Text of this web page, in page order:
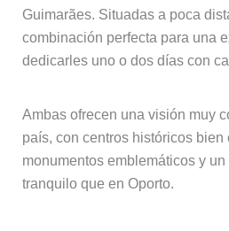
Guimarães. Situadas a poca
combinación perfecta para una
dedicarles uno o dos días con
Ambas ofrecen una visión muy
país, con centros históricos bien
monumentos emblemáticos y
tranquilo que en Oporto.